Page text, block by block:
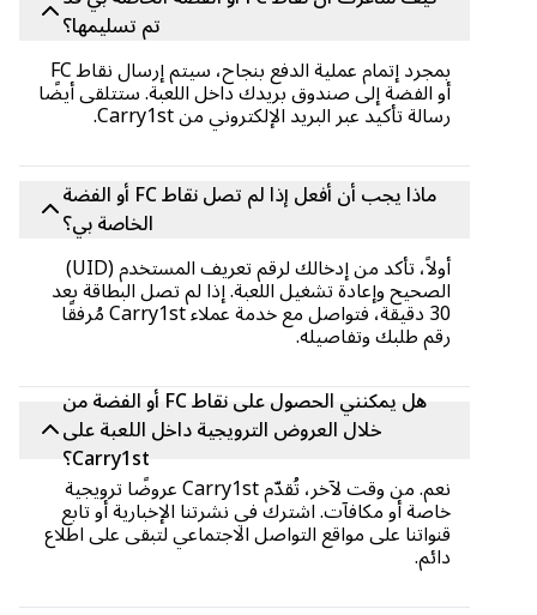
تم تسليمها؟
بمجرد إتمام عملية الدفع بنجاح، سيتم إرسال نقاط FC
أو الفضة إلى صندوق بريدك داخل اللعبة. ستتلقى أيضًا
رسالة تأكيد عبر البريد الإلكتروني من Carry1st.
ماذا يجب أن أفعل إذا لم تصل نقاط FC أو الفضة
الخاصة بي؟
أولاً، تأكد من إدخالك لرقم تعريف المستخدم (UID)
الصحيح وإعادة تشغيل اللعبة. إذا لم تصل البطاقة بعد
30 دقيقة، فتواصل مع خدمة عملاء Carry1st مُرفقًا
رقم طلبك وتفاصيله.
هل يمكنني الحصول على نقاط FC أو الفضة من
خلال العروض الترويجية داخل اللعبة على
Carry1st؟
نعم. من وقت لآخر، تُقدّم Carry1st عروضًا ترويجية
خاصة أو مكافآت. اشترك في نشرتنا الإخبارية أو تابع
قنواتنا على مواقع التواصل الاجتماعي لتبقى على اطلاع